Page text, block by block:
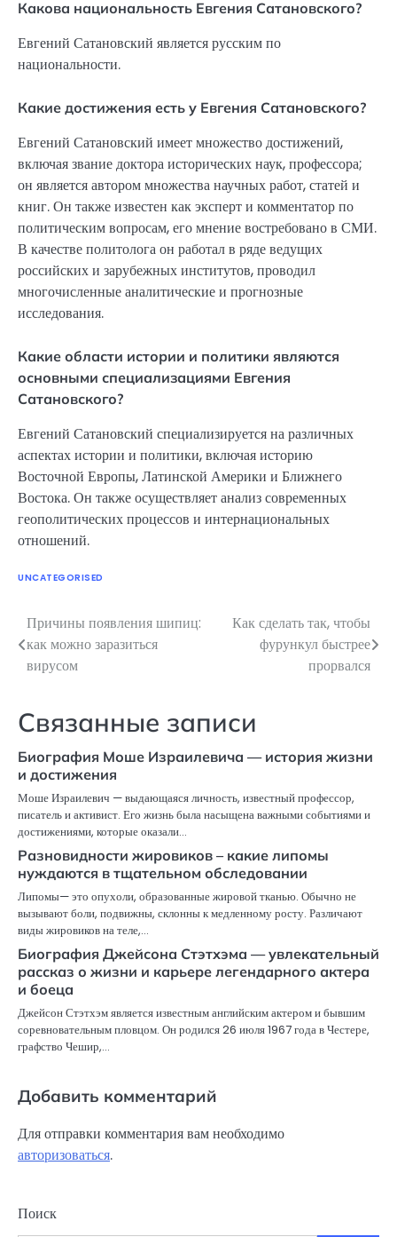
Какова национальность Евгения Сатановского?
Евгений Сатановский является русским по
национальности.
Какие достижения есть у Евгения Сатановского?
Евгений Сатановский имеет множество достижений,
включая звание доктора исторических наук, профессора;
он является автором множества научных работ, статей и
книг. Он также известен как эксперт и комментатор по
политическим вопросам, его мнение востребовано в СМИ.
В качестве политолога он работал в ряде ведущих
российских и зарубежных институтов, проводил
многочисленные аналитические и прогнозные
исследования.
Какие области истории и политики являются
основными специализациями Евгения
Сатановского?
Евгений Сатановский специализируется на различных
аспектах истории и политики, включая историю
Восточной Европы, Латинской Америки и Ближнего
Востока. Он также осуществляет анализ современных
геополитических процессов и интернациональных
отношений.
UNCATEGORISED
Навигация
по
Причины появления шипиц:
как можно заразиться
вирусом
Как сделать так, чтобы
фурункул быстрее
прорвался
Связанные записи
Биография Моше Израилевича — история жизни
и достижения
Моше Израилевич — выдающаяся личность, известный профессор,
писатель и активист. Его жизнь была насыщена важными событиями и
достижениями, которые оказали…
Разновидности жировиков – какие липомы
нуждаются в тщательном обследовании
Липомы— это опухоли, образованные жировой тканью. Обычно не
вызывают боли, подвижны, склонны к медленному росту. Различают
виды жировиков на теле,…
Биография Джейсона Стэтхэма — увлекательный
рассказ о жизни и карьере легендарного актера
и боеца
Джейсон Стэтхэм является известным английским актером и бывшим
соревновательным пловцом. Он родился 26 июля 1967 года в Честере,
графство Чешир,…
Добавить комментарий
Для отправки комментария вам необходимо
авторизоваться.
Поиск